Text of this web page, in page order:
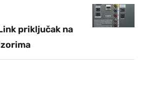
priključak na